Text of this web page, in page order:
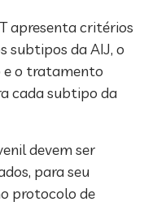
apresenta critérios
subtipos da AIJ, o
o tratamento
cada subtipo da
devem ser
para seu
protocolo de